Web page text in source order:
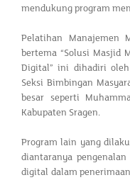
mendukung program
Pelatihan Manajemen
bertema “Solusi Masjid
Digital” ini dihadiri oleh
Seksi Bimbingan
besar seperti
Kabupaten Sragen.
Program lain yang
diantaranya
digital dalam